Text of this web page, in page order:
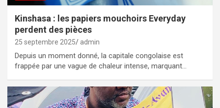
Kinshasa : les papiers mouchoirs Everyday
perdent des pièces
25 septembre 2025 admin
Depuis un moment donné, la capitale congolaise est
frappée par une vague de chaleur intense, marquant…